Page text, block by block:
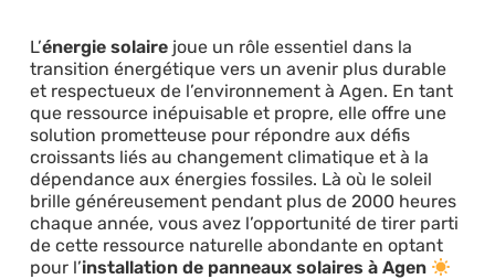
L’énergie solairejoue un rôle essentiel dans la
transition énergétique vers un avenir plus durable
et respectueux de l’environnement à Agen. En tant
que ressource inépuisable et propre, elle offre une
solution prometteuse pour répondre aux défis
croissants liés au changement climatique et à la
dépendance aux énergies fossiles. Là où le soleil
brille généreusement pendant plus de 2000 heures
chaque année, vous avez l’opportunité de tirer parti
de cette ressource naturelle abondante en optant
pour l’installation de panneaux solaires à Agen